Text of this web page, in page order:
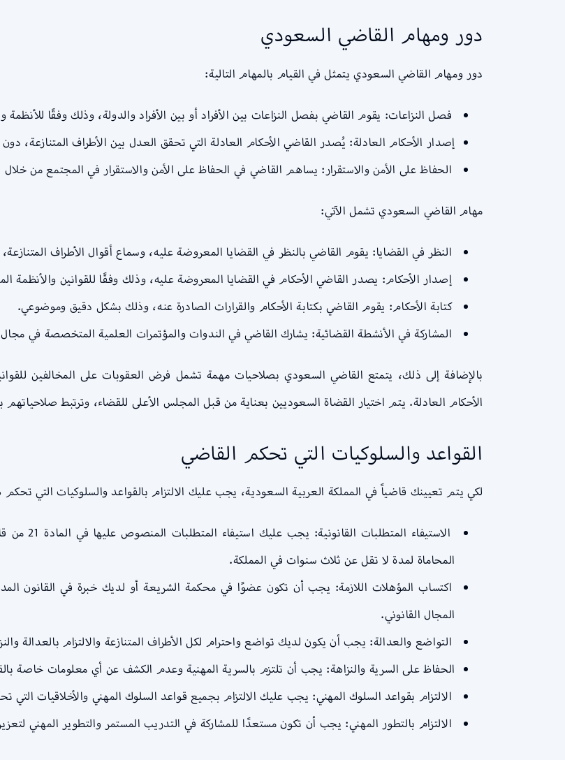
دور ومهام القاضي السعودي
دور ومهام القاضي السعودي يتمثل في القيام بالمهام التالية:
فصل النزاعات: يقوم القاضي بفصل النزاعات بين الأفراد أو بين الأفراد والدولة، وذلك وفقًا للأنظمة
إصدار الأحكام العادلة: يُصدر القاضي الأحكام العادلة التي تحقق العدل بين الأطراف المتنازعة،
الحفاظ على الأمن والاستقرار: يساهم القاضي في الحفاظ على الأمن والاستقرار في المجتمع من
مهام القاضي السعودي تشمل الآتي:
النظر في القضايا: يقوم القاضي بالنظر في القضايا المعروضة عليه، وسماع أقوال الأطراف المتنازعة،
إصدار الأحكام: يصدر القاضي الأحكام في القضايا المعروضة عليه، وذلك وفقًا للقوانين والأنظمة
كتابة الأحكام: يقوم القاضي بكتابة الأحكام والقرارات الصادرة عنه، وذلك بشكل دقيق وموضوعي.
المشاركة في الأنشطة القضائية: يشارك القاضي في الندوات والمؤتمرات العلمية المتخصصة في مجال
بالإضافة إلى ذلك، يتمتع القاضي السعودي بصلاحيات مهمة تشمل فرض العقوبات على المخالفين
الأحكام العادلة. يتم اختيار القضاة السعوديين بعناية من قبل المجلس الأعلى للقضاء، وترتبط
القواعد والسلوكيات التي تحكم القاضي
لكي يتم تعيينك قاضياً في المملكة العربية السعودية، يجب عليك الالتزام بالقواعد والسلوكيات التي
المحاماة لمدة لا تقل عن ثلاث سنوات في المملكة.
اكتساب المؤهلات اللازمة: يجب أن تكون عضوًا في محكمة الشريعة أو لديك خبرة في القانون
المجال القانوني.
التواضع والعدالة: يجب أن يكون لديك تواضع واحترام لكل الأطراف المتنازعة والالتزام بالعدالة
الحفاظ على السرية والنزاهة: يجب أن تلتزم بالسرية المهنية وعدم الكشف عن أي معلومات خاصة
الالتزام بقواعد السلوك المهني: يجب عليك الالتزام بجميع قواعد السلوك المهني والأخلاقيات
الالتزام بالتطور المهني: يجب أن تكون مستعدًا للمشاركة في التدريب المستمر والتطوير المهني